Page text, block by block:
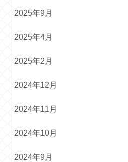
2025年9月
2025年4月
2025年2月
2024年12月
2024年11月
2024年10月
2024年9月